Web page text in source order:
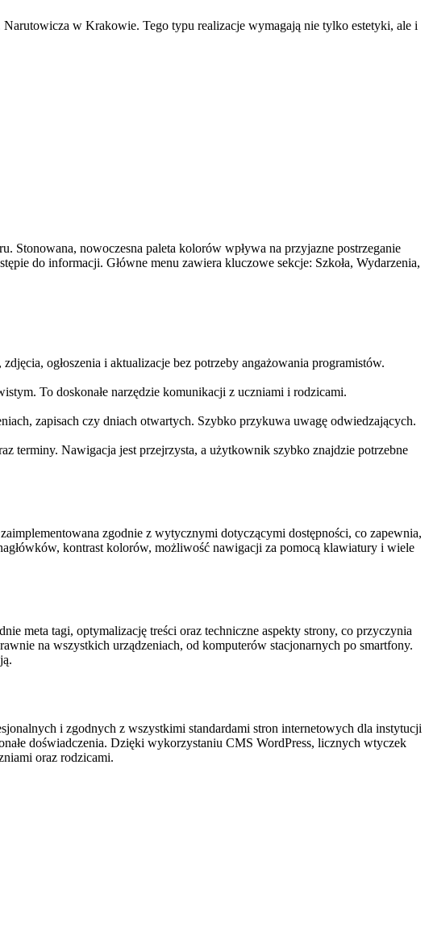
w Krakowie. Tego typu realizacje wymagają nie tylko estetyki, ale i
Stonowana, nowoczesna paleta kolorów wpływa na przyjazne postrzeganie
do informacji. Główne menu zawiera kluczowe sekcje: Szkoła, Wydarzenia,
ogłoszenia i aktualizacje bez potrzeby angażowania programistów.
To doskonałe narzędzie komunikacji z uczniami i rodzicami.
zapisach czy dniach otwartych. Szybko przykuwa uwagę odwiedzających.
terminy. Nawigacja jest przejrzysta, a użytkownik szybko znajdzie potrzebne
zgodnie z wytycznymi dotyczącymi dostępności, co zapewnia,
kontrast kolorów, możliwość nawigacji za pomocą klawiatury i wiele
meta tagi, optymalizację treści oraz techniczne aspekty strony, co przyczynia
na wszystkich urządzeniach, od komputerów stacjonarnych po smartfony.
i zgodnych z wszystkimi standardami stron internetowych dla instytucji
doświadczenia. Dzięki wykorzystaniu CMS WordPress, licznych wtyczek
oraz rodzicami.